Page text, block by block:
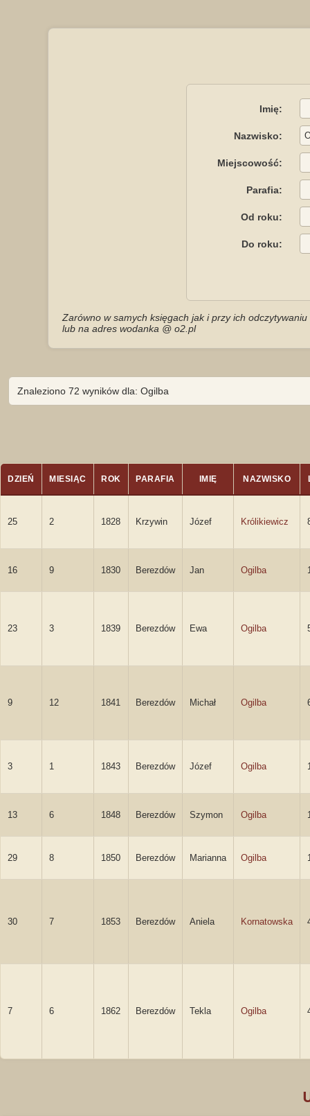
Imię:
Nazwisko:
Miejscowość:
Parafia:
Od roku:
Do roku:
Zarówno w samych księgach jak i przy ich
lub na adres wodanka @ o2.pl
Znaleziono 72 wyników dla: Ogilba
DZIEŃ MIESIĄC ROK PARAFIA IMIĘ NAZWISKO
25 2 1828 Krzywin Józef Królikiewicz
16 9 1830 Berezdów Jan Ogilba
23 3 1839 Berezdów Ewa Ogilba
9 12 1841 Berezdów Michał Ogilba
3 1 1843 Berezdów Józef Ogilba
13 6 1848 Berezdów Szymon Ogilba
29 8 1850 Berezdów Marianna Ogilba
30 7 1853 Berezdów Aniela Kornatowska
7 6 1862 Berezdów Tekla Ogilba